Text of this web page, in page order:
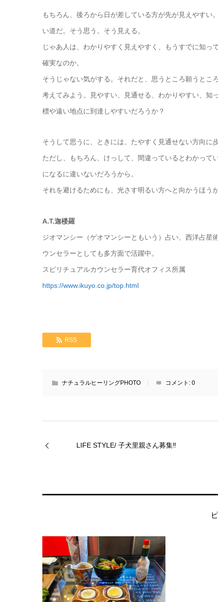
もちろん、後ろから日が差している方が先が見えやす
い道だ。そう思う。そう見える。
じゃあ人は、わかりやすく見えやすく、もうすでに知
確実なのか。
そうじゃない気がする。それだと、思うところ願うとこ
考えてみよう。見やすい、見通せる、わかりやすい、知
標や遠い地点に到達しやすいだろうか？
そうして思うに、ときには、たやすく見通せない方向
ただし、もちろん、けっして、間違っているとわかっ
になるに違いないだろうから。
それを避けるためにも、光さす明るい方へと向かうほう
A.T.迦楼羅
ジオマンシー（ゲオマンシーともいう）占い、西洋占
ウンセラーとしても多方面で活躍中。
スピリチュアルカウンセラー育代オフィス所属
https://www.ikuyo.co.jp/top.html
RSS
ナチュラルヒーリングPHOTO コメント: 0
LIFE STYLE/ 子犬里親さん募集‼️